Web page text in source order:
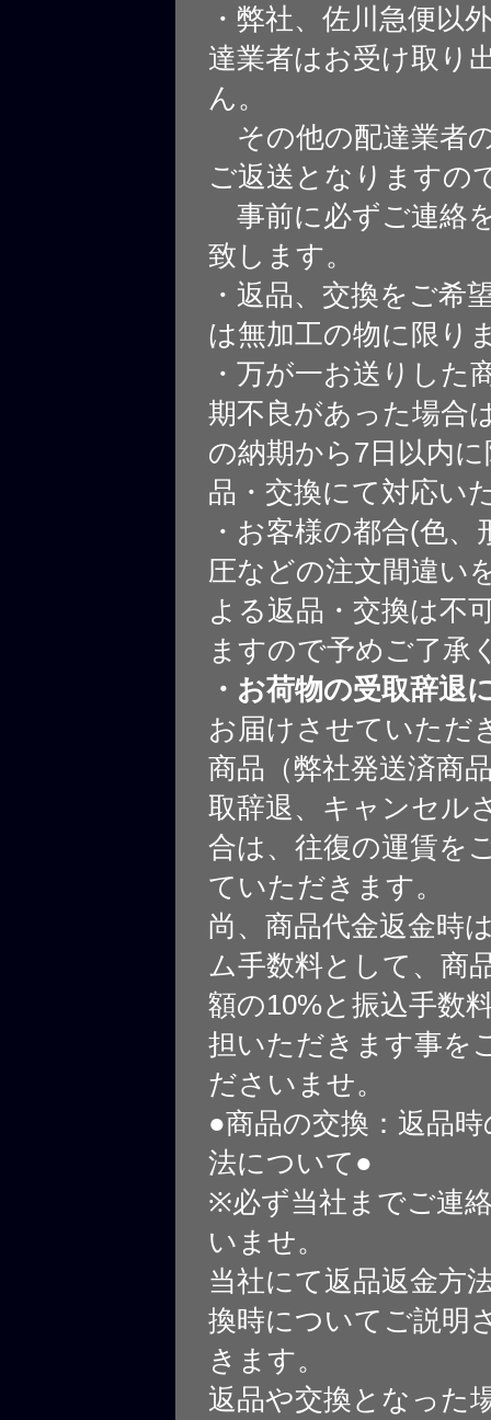
・弊社、佐川急便以
達業者はお受け取り
ん。
その他の配達業者
ご返送となりますの
事前に必ずご連絡
致します。
・返品、交換をご希
は無加工の物に限り
・万が一お送りした
期不良があった場合
の納期から7日以内
品・交換にて対応い
・お客様の都合(色、
圧などの注文間違い
よる返品・交換は不
ますので予めご了承
・お荷物の受取辞退
お届けさせていただ
商品（弊社発送済商
取辞退、キャンセル
合は、往復の運賃を
ていただきます。
尚、商品代金返金時
ム手数料として、商
額の10%と振込手数
担いただきます事を
ださいませ。
●商品の交換：返品
法について●
※必ず当社までご連
いませ。
当社にて返品返金方
換時についてご説明
きます。
返品や交換となった